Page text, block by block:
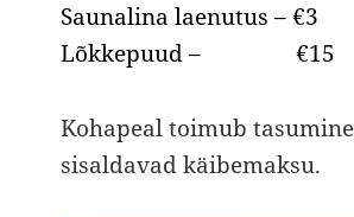
Saunalina laenutus – €3
Lõkkepuud – €15
Kohapeal toimub
sisaldavad käibemaksu.